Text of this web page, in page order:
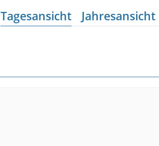
Tagesansicht Jahresansicht